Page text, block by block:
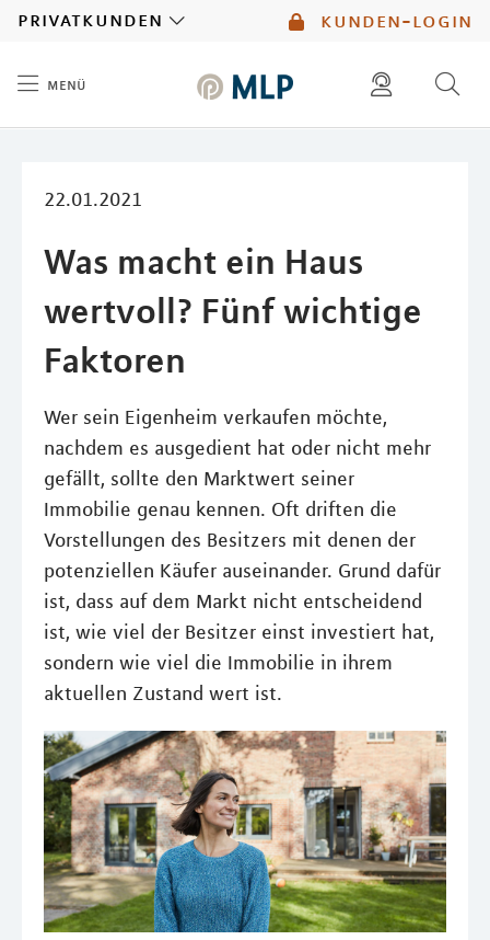
kunden-login
privatkunden
menü
22.01.2021
Was macht ein Haus
wertvoll? Fünf wichtige
Faktoren
Wer sein Eigenheim verkaufen möchte,
nachdem es ausgedient hat oder nicht mehr
gefällt, sollte den Marktwert seiner
Immobilie genau kennen. Oft driften die
Vorstellungen des Besitzers mit denen der
potenziellen Käufer auseinander. Grund dafür
ist, dass auf dem Markt nicht entscheidend
ist, wie viel der Besitzer einst investiert hat,
sondern wie viel die Immobilie in ihrem
aktuellen Zustand wert ist.